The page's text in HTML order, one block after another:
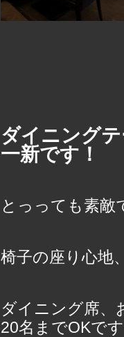
ダイニング
一新です！
とっっても素敵
椅子の座り心地
ダイニング席、
20名までOKで